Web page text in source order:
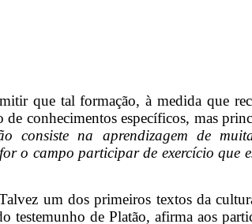
que tal formação, à medida que
conhecimentos específicos, mas
consiste na aprendizagem de
o campo participar de exercício que
um dos primeiros textos da
testemunho de Platão, afirma aos